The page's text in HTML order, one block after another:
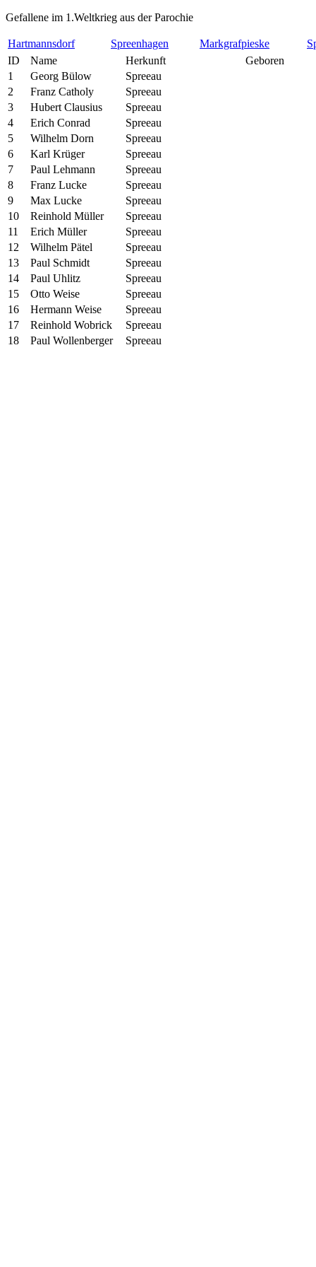
Gefallene im 1.Weltkrieg aus der Parochie
Hartmannsdorf Spreenhagen Markgrafpieske
ID
Name Herkunft
Geboren
1
Georg Bülow
Spreeau
2
Franz Catholy
Spreeau
3
Hubert Clausius
Spreeau
4
Erich Conrad
Spreeau
5
Wilhelm Dorn
Spreeau
6
Karl Krüger
Spreeau
7
Paul Lehmann
Spreeau
8
Franz Lucke
Spreeau
9
Max Lucke
Spreeau
10
Reinhold Müller
Spreeau
11
Erich Müller
Spreeau
12
Wilhelm Pätel
Spreeau
13
Paul Schmidt
Spreeau
14
Paul Uhlitz
Spreeau
15
Otto Weise
Spreeau
16
Hermann Weise
Spreeau
17
Reinhold Wobrick
Spreeau
18
Paul Wollenberger Spreeau